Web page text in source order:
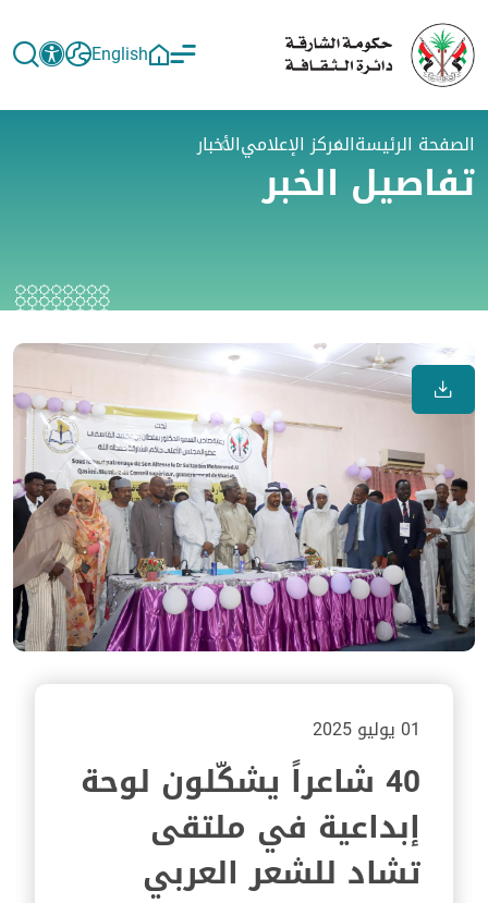
English
الصفحة الرئيسةالمركز الإعلاميالأخبار
تفاصيل الخبر
01 يوليو 2025
40 شاعراً يشكّلون لوحة
إبداعية في ملتقى
تشاد للشعر العربي